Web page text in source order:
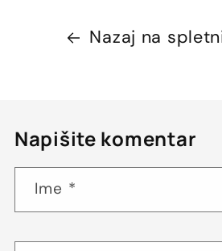
Nazaj na
Napišite komentar
Ime *